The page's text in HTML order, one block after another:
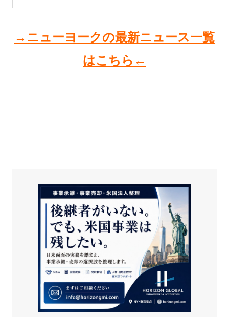
→ニューヨークの最新ニュース一覧
はこちら←